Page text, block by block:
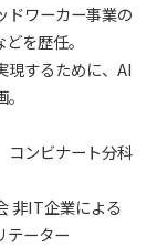
ドワーカー事業の
を歴任。
現するために、AI
ンビナート分科
非IT企業による
テーター